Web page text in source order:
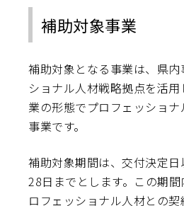
補助対象事業
補助対象となる事業は、県
ショナル人材戦略拠点を活
業の形態でプロフェッショ
事業です。
補助対象期間は、交付決定
28日までとします。この期
ロフェッショナル人材との